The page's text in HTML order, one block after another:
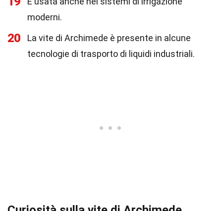
moderni.
20
La vite di Archimede è presente in alcune
tecnologie di trasporto di liquidi industriali.